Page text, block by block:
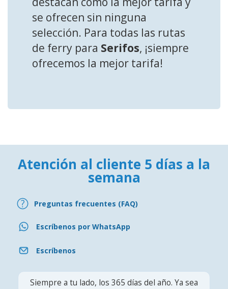
se ofrecen sin ninguna
selección. Para todas las rutas
de ferry para Serifos, ¡siempre
ofrecemos la mejor tarifa!
Atención al cliente 5 días a la
semana
Preguntas frecuentes (FAQ)
Escríbenos por WhatsApp
Escríbenos
Siempre a tu lado, los 365 días del año. Ya sea